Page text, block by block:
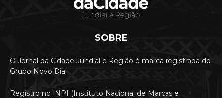
SOBRE
O Jornal da Cidade Jundiaí e Região é marca registrada do
Grupo Novo Dia.
Registro no INPI (Instituto Nacional de Marcas e